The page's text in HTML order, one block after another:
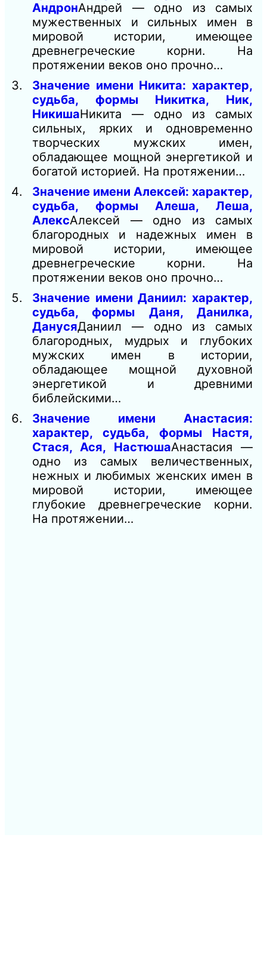
АндронАндрей — одно из самых
мужественных и сильных имен в
мировой истории, имеющее
древнегреческие корни. На
протяжении веков оно прочно…
Значение имени Никита: характер,
судьба, формы Никитка, Ник,
НикишаНикита — одно из самых
сильных, ярких и одновременно
творческих мужских имен,
обладающее мощной энергетикой и
богатой историей. На протяжении…
Значение имени Алексей: характер,
судьба, формы Алеша, Леша,
АлексАлексей — одно из самых
благородных и надежных имен в
мировой истории, имеющее
древнегреческие корни. На
протяжении веков оно прочно…
Значение имени Даниил: характер,
судьба, формы Даня, Данилка,
ДанусяДаниил — одно из самых
благородных, мудрых и глубоких
мужских имен в истории,
обладающее мощной духовной
энергетикой и древними
библейскими…
Значение имени Анастасия:
характер, судьба, формы Настя,
Стася, Ася, НастюшаАнастасия —
одно из самых величественных,
нежных и любимых женских имен в
мировой истории, имеющее
глубокие древнегреческие корни.
На протяжении…